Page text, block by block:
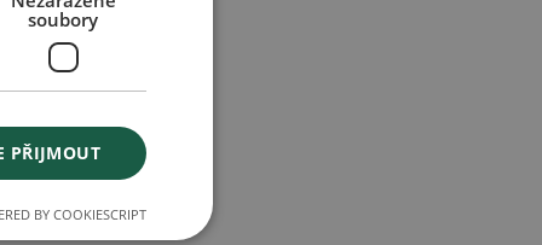
soubory
PŘIJMOUT
BY COOKIESCRIPT